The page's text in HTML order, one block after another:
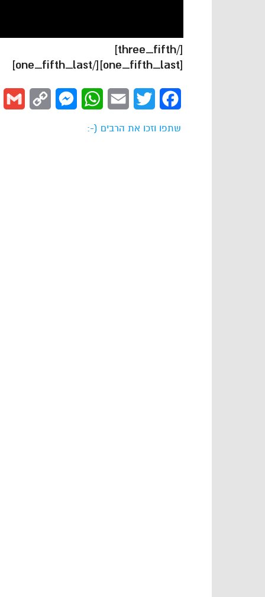
[/three_fifth]
[one_fifth_last][/one_fifth_last]
Facebook
Twitter
Email
WhatsApp
Messenger
Copy
שתפו וזכו את הרבים (-: